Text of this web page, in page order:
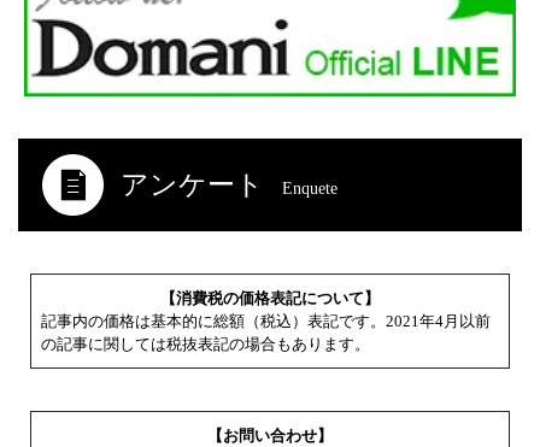
アンケート Enquete
【消費税の価格表記について】
記事内の価格は基本的に総額（税込）表記です。2021年4月以前
の記事に関しては税抜表記の場合もあります。
【お問い合わせ】